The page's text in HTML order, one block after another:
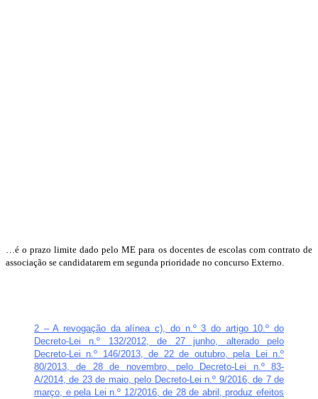
…é o prazo limite dado pelo ME para os docentes de escolas com contrato de
associação se candidatarem em segunda prioridade no concurso Externo.
2 – A revogação da alínea c), do n.º 3 do artigo 10.º do
Decreto-Lei n.º 132/2012, de 27 junho, alterado pelo
Decreto-Lei n.º 146/2013, de 22 de outubro, pela Lei n.º
80/2013, de 28 de novembro, pelo Decreto-Lei n.º 83-
A/2014, de 23 de maio, pelo Decreto-Lei n.º 9/2016, de 7 de
março, e pela Lei n.º 12/2016, de 28 de abril, produz efeitos